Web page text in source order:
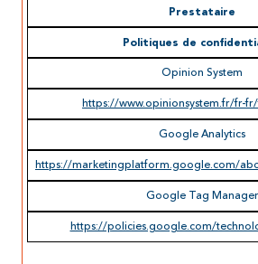
Prestataire
Politiques de
Opinion System
https://www.opinionsystem.fr/fr-
Google Analytics
https://marketingplatform.google.com/
Google Tag Manager
https://policies.google.com/